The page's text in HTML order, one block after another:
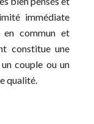
immédiate
en commun et
constitue une
couple ou un
qualité.